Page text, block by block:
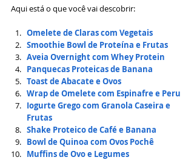
Aqui está o que você vai descobrir:
Omelete de Claras com Vegetais
Smoothie Bowl de Proteína e Frutas
Aveia Overnight com Whey Protein
Panquecas Proteicas de Banana
Toast de Abacate e Ovos
Wrap de Omelete com Espinafre e Peru
Iogurte Grego com Granola Caseira e
Frutas
Shake Proteico de Café e Banana
Bowl de Quinoa com Ovos Pochê
Muffins de Ovo e Legumes